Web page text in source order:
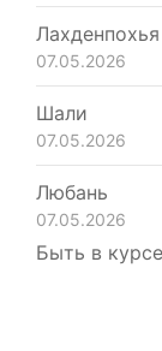
Лахденпохья
07.05.2026
Шали
07.05.2026
Любань
07.05.2026
Быть в